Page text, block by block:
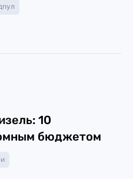
10
бюджетом